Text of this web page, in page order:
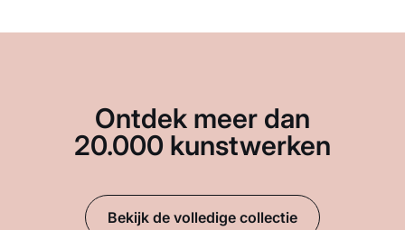
Ontdek meer dan
20.000 kunstwerken
Bekijk de volledige collectie